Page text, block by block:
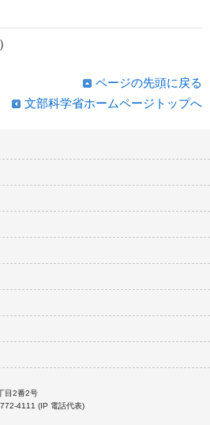
ページの先頭に戻る
文部科学省ホームページトップへ
目2番2号
4111 (IP 電話代表)